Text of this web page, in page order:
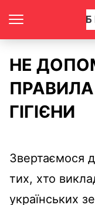
НЕ
ГІГІЄНИ
Звертаємося
тих, хто
українських